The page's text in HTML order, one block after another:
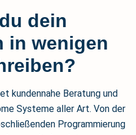
dein
in wenigen
kundennahe Beratung und
Systeme aller Art. Von der
Programmierung